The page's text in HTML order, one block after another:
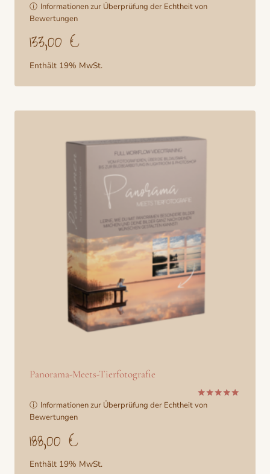
Bewertet
ⓘ Informationen zur Überprüfung der Echtheit von
Bewertungen
133,00 €
Enthält 19% MwSt.
Panorama-Meets-Tierfotografie
Bewertet
ⓘ Informationen zur Überprüfung der Echtheit von
Bewertungen
188,00 €
Enthält 19% MwSt.